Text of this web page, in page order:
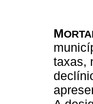
M
taxas,